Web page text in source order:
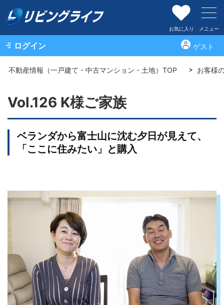
お気に入り メニュー
ログイン ゲスト
不動産情報（一戸建て・中古マンション・土地）TOP お客様
Vol.126 K様ご家族
ベランダから富士山に沈む夕日が見えて、
「ここに住みたい」と購入